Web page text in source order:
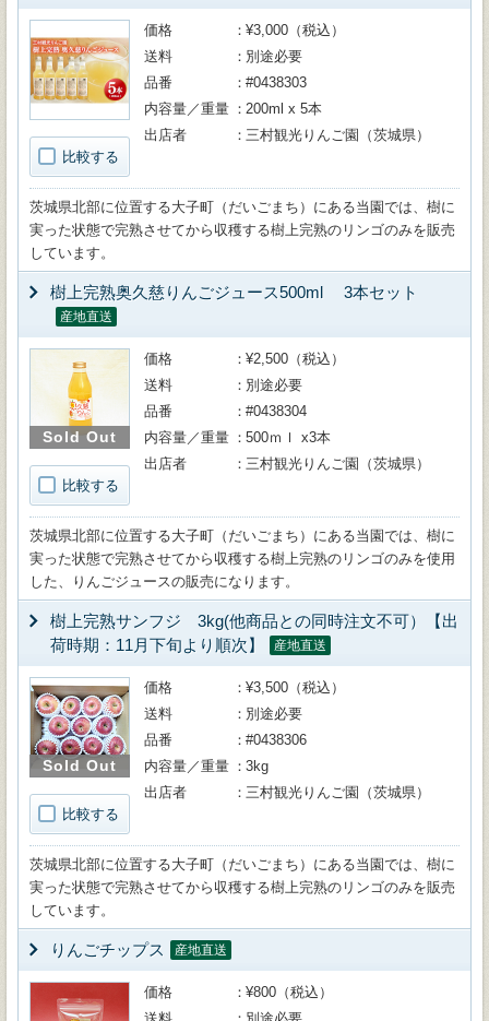
比較する
価格
¥3,000（税込）
送料
別途必要
品番
#0438303
内容量／重量
200ml x 5本
出店者
三村観光りんご園（茨城県）
茨城県北部に位置する大子町（だいごまち）にある当園では、樹に
実った状態で完熟させてから収穫する樹上完熟のリンゴのみを販売
しています。
樹上完熟奥久慈りんごジュース500ml 3本セット
産地直送
Sold Out
比較する
価格
¥2,500（税込）
送料
別途必要
品番
#0438304
内容量／重量
500ｍｌ x3本
出店者
三村観光りんご園（茨城県）
茨城県北部に位置する大子町（だいごまち）にある当園では、樹に
実った状態で完熟させてから収穫する樹上完熟のリンゴのみを使用
した、りんごジュースの販売になります。
樹上完熟サンフジ 3kg(他商品との同時注文不可）【出
荷時期：11月下旬より順次】
産地直送
Sold Out
比較する
価格
¥3,500（税込）
送料
別途必要
品番
#0438306
内容量／重量
3kg
出店者
三村観光りんご園（茨城県）
茨城県北部に位置する大子町（だいごまち）にある当園では、樹に
実った状態で完熟させてから収穫する樹上完熟のリンゴのみを販売
しています。
りんごチップス 産地直送
価格
¥800（税込）